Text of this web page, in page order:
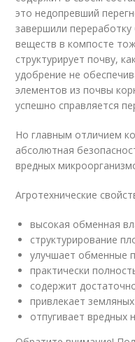
это недопревший
завершили
веществ в компосте
структурирует почву,
удобрение не
элементов из почвы
успешно справляется
Но главным отличием
абсолютная
вредных
Агротехнические
высокая обменная
структурирование
улучшает обменные
практически
содержит
привлекает
отпугивает вредных